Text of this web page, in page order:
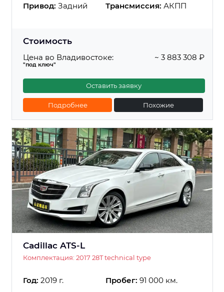
Привод: Задний Трансмиссия: АКПП
Стоимость
Цена во Владивостоке:
"под ключ"
~ 3 883 308 ₽
Оставить заявку
Подробнее Похожие
Cadillac ATS-L
Комплектация: 2017 28T technical type
Год: 2019 г. Пробег: 91 000 км.